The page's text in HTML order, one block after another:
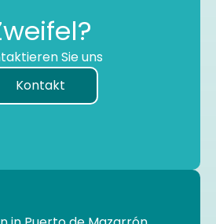
Sie uns
Kontakt